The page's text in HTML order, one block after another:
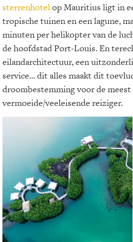
sterrenhotelop Mauritius ligt in
tropische tuinen en een lagune,
minuten per helikopter van de
de hoofdstad Port-Louis. En
eilandarchitectuur, een
service... dit alles maakt dit
droombestemming voor de meest
vermoeide/veeleisende reiziger.